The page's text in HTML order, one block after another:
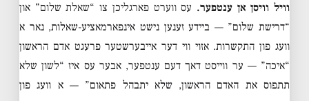
וויל וויסן אן ענטפער. עס ווערט פארגליכן צו “שאלת שלום” און
“דרישת שלום” — ביידע זענען נישט אינפארמאציע-שאלות, נאר א
וועג פון התקשרות. אזוי ווי דער אייבערשטער פרעגט אדם הראשון
“איכה” — ער ווייסט דאך דעם ענטפער, אבער עס איז “לשון שלא
תתפוס את האדם הראשון, שלא יתבהל פתאום” — א וועג פון